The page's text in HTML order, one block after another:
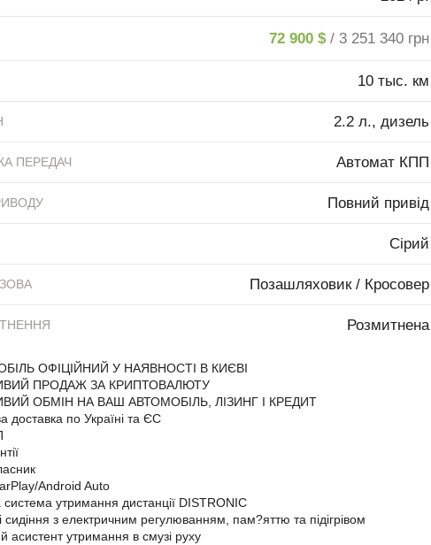
72 900 $ / 3 251 340 грн
10 тыс. км
2.2 л., дизель
ПЕРЕДАЧ Автомат КПП
Повний привід
Сірий
Позашляховик / Кросовер
Розмитнена
ОФІЦІЙНИЙ У НАЯВНОСТІ В КИЄВІ
ПРОДАЖ ЗА КРИПТОВАЛЮТУ
ОБМІН НА ВАШ АВТОМОБІЛЬ, ЛІЗИНГ І КРЕДИТ
доставка по Україні та ЄС
Android Auto
система утримання дистанції DISTRONIC
сидіння з електричним регулюванням, пам?яттю та підігрівом
асистент утримання в смузі руху